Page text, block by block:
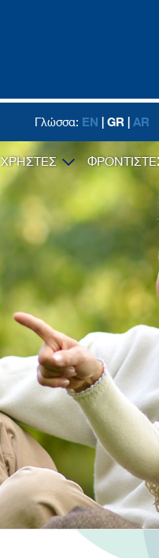
Γλώσσα: EN | GR | AR
ΧΡΗΣΤΕΣ